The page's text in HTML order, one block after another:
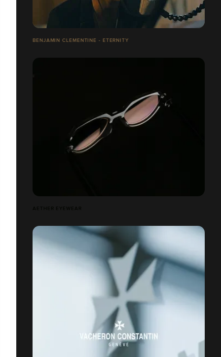
BENJAMIN CLEMENTINE - ETERNITY
AETHER EYEWEAR